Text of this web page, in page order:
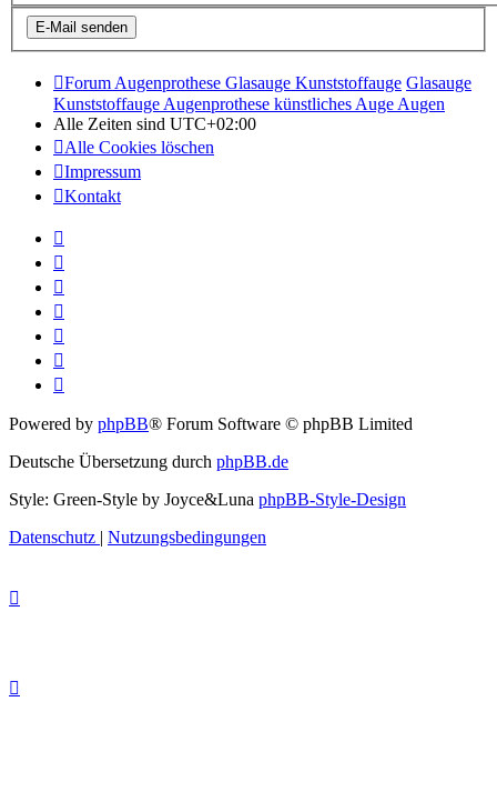
Forum Augenprothese Glasauge Kunststoffauge Glasauge
Kunststoffauge Augenprothese künstliches Auge Augen
Alle Zeiten sind UTC+02:00
Alle Cookies löschen
Impressum
Kontakt
Powered by phpBB® Forum Software © phpBB Limited
Deutsche Übersetzung durch phpBB.de
Style: Green-Style by Joyce&Luna phpBB-Style-Design
Datenschutz | Nutzungsbedingungen